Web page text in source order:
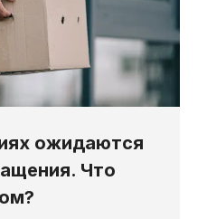
ожидаются
Что